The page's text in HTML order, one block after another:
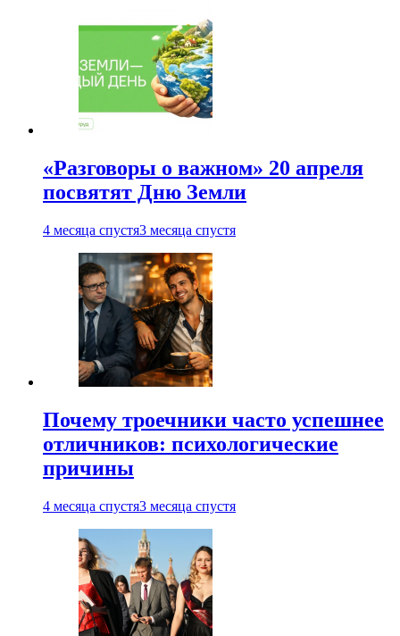
«Разговоры о важном» 20 апреля
посвятят Дню Земли
4 месяца спустя3 месяца спустя
Почему троечники часто успешнее
отличников: психологические
причины
4 месяца спустя3 месяца спустя